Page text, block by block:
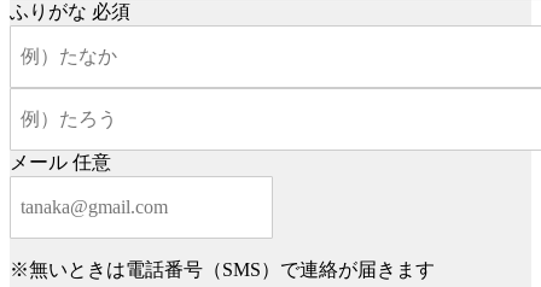
ふりがな 必須
メール 任意
※無いときは電話番号（SMS）で連絡が届きます